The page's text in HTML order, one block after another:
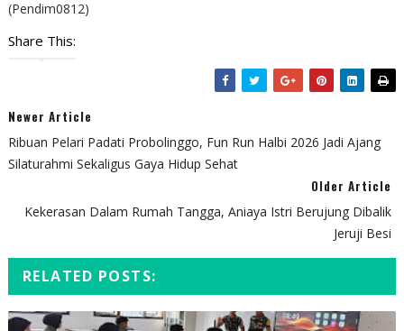
(Pendim0812)
Share This:
Newer Article
Ribuan Pelari Padati Probolinggo, Fun Run Halbi 2026 Jadi Ajang
Silaturahmi Sekaligus Gaya Hidup Sehat
Older Article
Kekerasan Dalam Rumah Tangga, Aniaya Istri Berujung Dibalik
Jeruji Besi
RELATED POSTS: